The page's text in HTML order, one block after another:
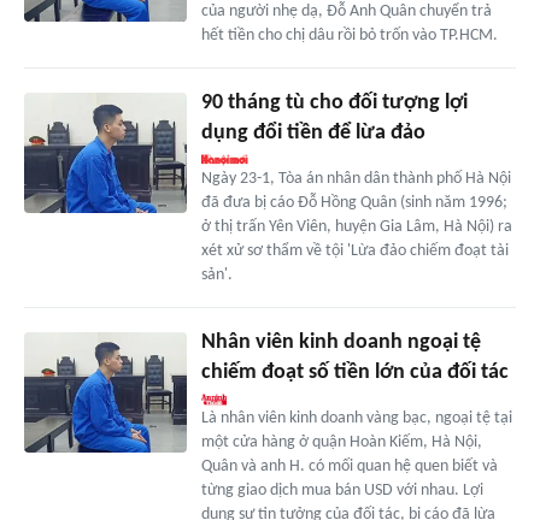
của người nhẹ dạ, Đỗ Anh Quân chuyển trả
hết tiền cho chị dâu rồi bỏ trốn vào TP.HCM.
90 tháng tù cho đối tượng lợi
dụng đổi tiền để lừa đảo
Ngày 23-1, Tòa án nhân dân thành phố Hà Nội
đã đưa bị cáo Đỗ Hồng Quân (sinh năm 1996;
ở thị trấn Yên Viên, huyện Gia Lâm, Hà Nội) ra
xét xử sơ thẩm về tội 'Lừa đảo chiếm đoạt tài
sản'.
Nhân viên kinh doanh ngoại tệ
chiếm đoạt số tiền lớn của đối tác
Là nhân viên kinh doanh vàng bạc, ngoại tệ tại
một cửa hàng ở quận Hoàn Kiếm, Hà Nội,
Quân và anh H. có mối quan hệ quen biết và
từng giao dịch mua bán USD với nhau. Lợi
dụng sự tin tưởng của đối tác, bị cáo đã lừa